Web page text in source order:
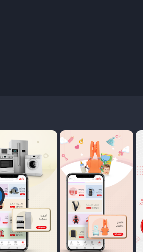
تجربة سلسة وممتعة. فيما يلي نظرة على